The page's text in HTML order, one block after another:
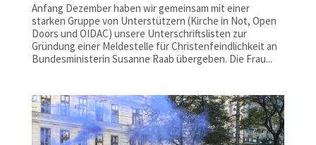
Anfang Dezember haben wir gemeinsam mit einer
starken Gruppe von Unterstützern (Kirche in Not, Open
Doors und OIDAC) unsere Unterschriftslisten zur
Gründung einer Meldestelle für Christenfeindlichkeit an
Bundesministerin Susanne Raab übergeben. Die Frau...